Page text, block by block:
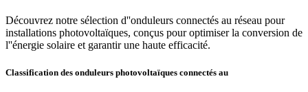
Découvrez notre sélection d''onduleurs connectés au réseau pour
installations photovoltaïques, conçus pour optimiser la conversion de
l''énergie solaire et garantir une haute efficacité.
Classification des onduleurs photovoltaïques connectés au